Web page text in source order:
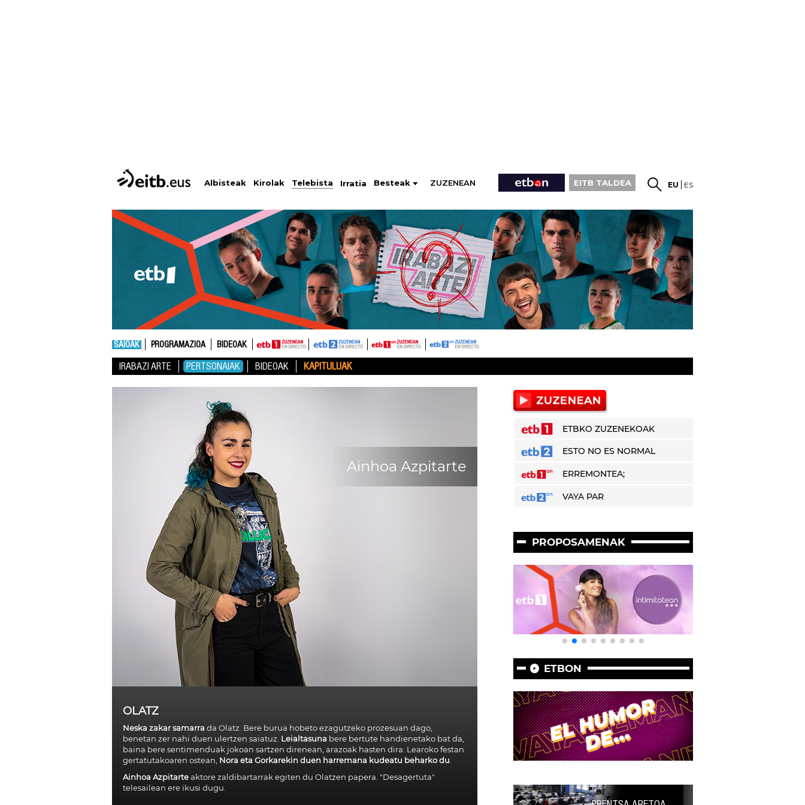
Albisteak Kirolak Telebista Irratia Besteak ZUZENEAN EITB TALDEA EU ES
SAIOAK PROGRAMAZIOA BIDEOAK
IRABAZI ARTE PERTSONAIAK BIDEOAK KAPITULUAK
Ainhoa Azpitarte
OLATZ
Neska zakar samarra da Olatz. Bere burua hobeto ezagutzeko prozesuan dago,
benetan zer nahi duen ulertzen saiatuz. Leialtasuna bere bertute handienetako bat da,
baina bere sentimenduak jokoan sartzen direnean, arazoak hasten dira. Learoko festan
gertatutakoaren ostean, Nora eta Gorkarekin duen harremana kudeatu beharko du
Ainhoa Azpitarteaktore zaldibartarrak egiten du Olatzen papera. "Desagertuta"
telesailean ere ikusi dugu.
ETBKO ZUZENEKOAK
ESTO NO ES NORMAL
ERREMONTEA;
VAYA PAR
PROPOSAMENAK
ETBON